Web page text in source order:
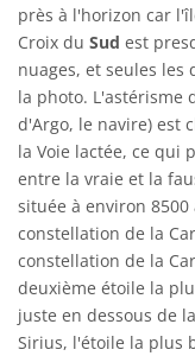
près à l'horizon car
Croix du Sud est
nuages, et seules
la photo. L'astérisme
d'Argo, le navire) est
la Voie lactée, ce qui
entre la vraie et la
située à environ
constellation de la
constellation de la
deuxième étoile la
juste en dessous de
Sirius, l'étoile la plus